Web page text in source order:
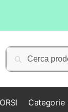
Cerca:
Cerca
Categorie